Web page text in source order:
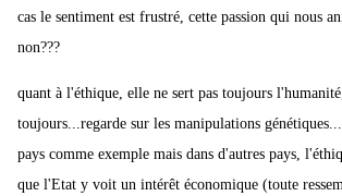
cas le sentiment est frustré, cette passion qui nous
non???
quant à l'éthique, elle ne sert pas toujours
toujours...regarde sur les manipulations
pays comme exemple mais dans d'autres pays,
que l'Etat y voit un intérêt économique (toute